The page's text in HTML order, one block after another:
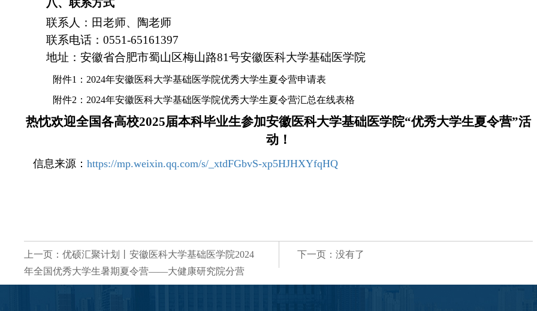
八、联系方式
联系人：田老师、陶老师
联系电话：0551-65161397
地址：安徽省合肥市蜀山区梅山路81号安徽医科大学基础医学院
附件1：2024年安徽医科大学基础医学院优秀大学生夏令营申请表
附件2：2024年安徽医科大学基础医学院优秀大学生夏令营汇总在线表格
热忱欢迎全国各高校2025届本科毕业生参加安徽医科大学基础医学院“优秀大学生夏令营”活
动！
信息来源：https://mp.weixin.qq.com/s/_xtdFGbvS-xp5HJHXYfqHQ
上一页：优硕汇聚计划丨安徽医科大学基础医学院2024
年全国优秀大学生暑期夏令营——大健康研究院分营
下一页：没有了